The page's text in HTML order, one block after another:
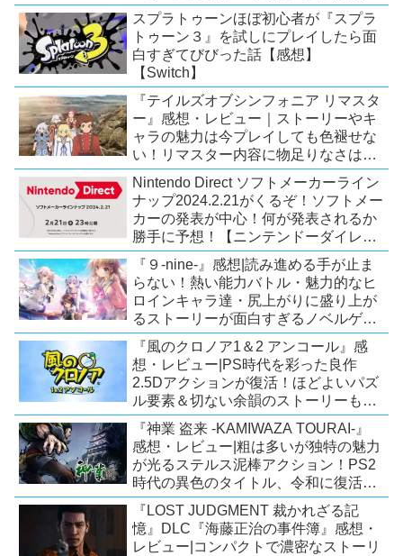
123 成歩堂セレクション』が配信中）
スプラトゥーンほぼ初心者が『スプラ
トゥーン３』を試しにプレイしたら面
白すぎてびびった話【感想】
【Switch】
『テイルズオブシンフォニア リマスタ
ー』感想・レビュー｜ストーリーやキ
ャラの魅力は今プレイしても色褪せな
い！リマスター内容に物足りなさはあ
るが、プレイする価値のあるシリーズ
の人気作【Switch/PS4/Xone】
Nintendo Direct ソフトメーカーライン
ナップ2024.2.21がくるぞ！ソフトメー
カーの発表が中心！何が発表されるか
勝手に予想！【ニンテンドーダイレク
ト予想】
『９-nine-』感想|読み進める手が止ま
らない！熱い能力バトル・魅力的なヒ
ロインキャラ達・尻上がりに盛り上が
るストーリーが面白すぎるノベルゲ
ー！【PC/Steam/Switch/PS4】
『風のクロノア1＆2 アンコール』感
想・レビュー|PS時代を彩った良作
2.5Dアクションが復活！ほどよいパズ
ル要素＆切ない余韻のストーリーも魅
力！【Switch/PS5/PS4/Xbox
X|S/Xone/PC】
『神業 盗来 -KAMIWAZA TOURAI-』
感想・レビュー|粗は多いが独特の魅力
が光るステルス泥棒アクション！PS2
時代の異色のタイトル、令和に復活！
【Switch/PS4/Steam】
『LOST JUDGMENT 裁かれざる記
憶』DLC『海藤正治の事件簿』感想・
レビュー|コンパクトで濃密なストーリ